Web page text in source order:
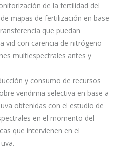
de la fertilidad del
mapas de fertilización en base
que puedan
vid con carencia de nitrógeno
multiespectrales antes y
y consumo de recursos
vendimia selectiva en base a
obtenidas con el estudio de
en el momento del
que intervienen en el